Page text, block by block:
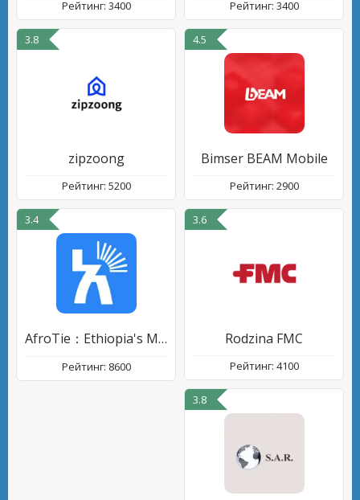
Рейтинг: 3400 Рейтинг: 3400
3.8
zipzoong
Рейтинг: 5200
4.5
Bimser BEAM Mobile
Рейтинг: 2900
3.4
AfroTie：Ethiopia's Marketplace
Рейтинг: 8600
3.6
Rodzina FMC
Рейтинг: 4100
3.8